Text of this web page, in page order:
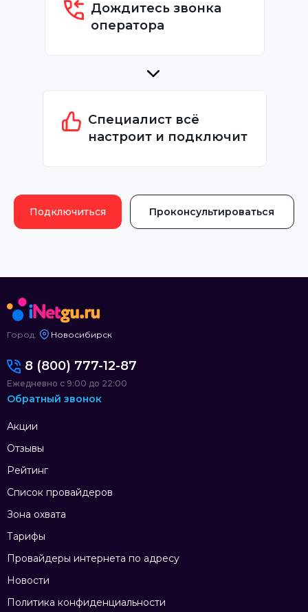
Дождитесь звонка
оператора
Специалист всё
настроит и подключит
Подключиться Проконсультироваться
Город: Новосибирск
Акции
Отзывы
Рейтинг
Список провайдеров
Зона охвата
Тарифы
Провайдеры интернета по адресу
Новости
Политика конфиденциальности
8 (800) 777-12-87
Ежедневно с 9:00 до 22:00
Обратный звонок